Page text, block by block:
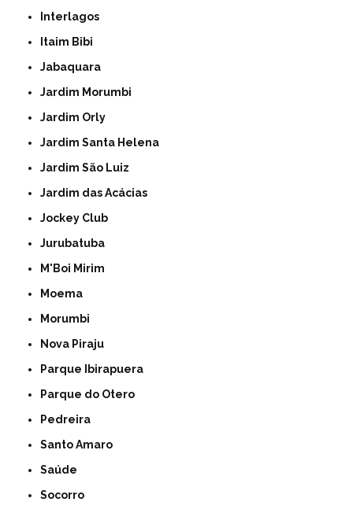
Interlagos
Itaim Bibi
Jabaquara
Jardim Morumbi
Jardim Orly
Jardim Santa Helena
Jardim São Luiz
Jardim das Acácias
Jockey Club
Jurubatuba
M'Boi Mirim
Moema
Morumbi
Nova Piraju
Parque Ibirapuera
Parque do Otero
Pedreira
Santo Amaro
Saúde
Socorro